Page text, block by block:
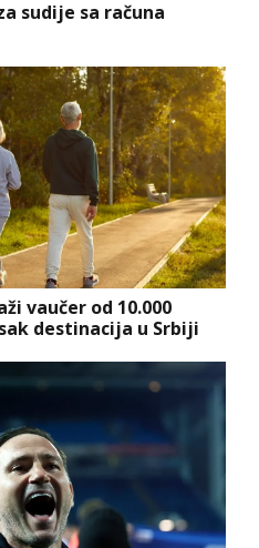
sudije sa računa
vaučer od 10.000
destinacija u Srbiji